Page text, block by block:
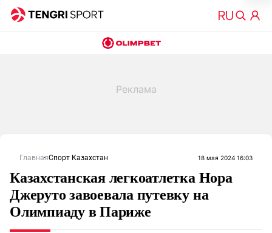
ГлавнаяСпорт Казахстан 18 мая 2024 16:03
Казахстанская легкоатлетка Нора
Джеруто завоевала путевку на
Олимпиаду в Париже